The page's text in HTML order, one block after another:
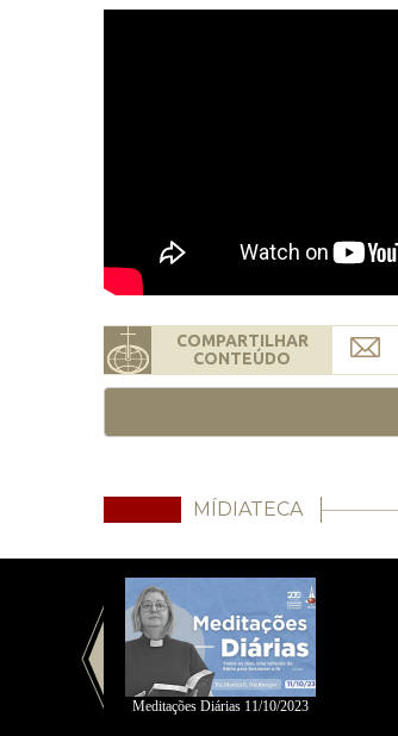
COMPARTILHAR
CONTEÚDO
MÍDIATECA
Meditações Diárias 11/10/2023